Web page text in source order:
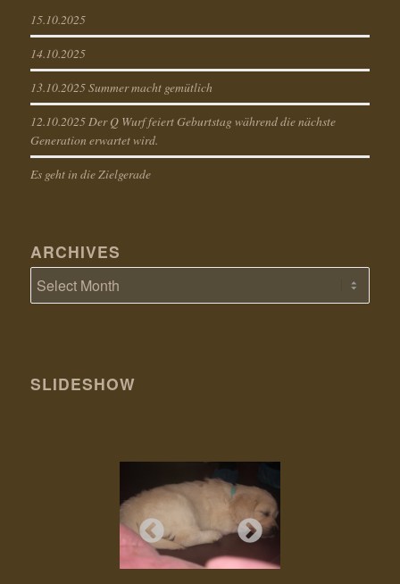
15.10.2025
14.10.2025
13.10.2025 Summer macht gemütlich
12.10.2025 Der Q Wurf feiert Geburtstag während die nächste
Generation erwartet wird.
Es geht in die Zielgerade
ARCHIVES
SLIDESHOW